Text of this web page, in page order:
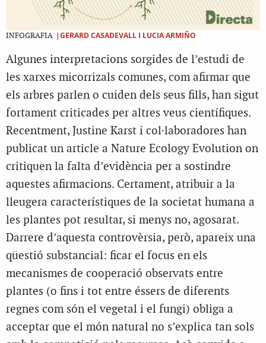
INFOGRAFIA |GERARD CASADEVALL I LUCIA ARMIÑO
Algunes interpretacions sorgides de l’estudi de
les xarxes micorrizals comunes, com afirmar que
els arbres parlen o cuiden dels seus fills, han sigut
fortament criticades per altres veus científiques.
Recentment, Justine Karst i col·laboradores han
publicat un article a Nature Ecology Evolution on
critiquen la falta d’evidència per a sostindre
aquestes afirmacions. Certament, atribuir a la
lleugera característiques de la societat humana a
les plantes pot resultar, si menys no, agosarat.
Darrere d’aquesta controvèrsia, però, apareix una
qüestió substancial: ficar el focus en els
mecanismes de cooperació observats entre
plantes (o fins i tot entre éssers de diferents
regnes com són el vegetal i el fungi) obliga a
acceptar que el món natural no s’explica tan sols